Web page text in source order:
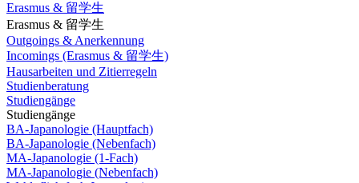
Erasmus & 留学生
Erasmus & 留学生
Outgoings & Anerkennung
Incomings (Erasmus & 留学生)
Hausarbeiten und Zitierregeln
Studienberatung
Studiengänge
Studiengänge
BA-Japanologie (Hauptfach)
BA-Japanologie (Nebenfach)
MA-Japanologie (1-Fach)
MA-Japanologie (Nebenfach)